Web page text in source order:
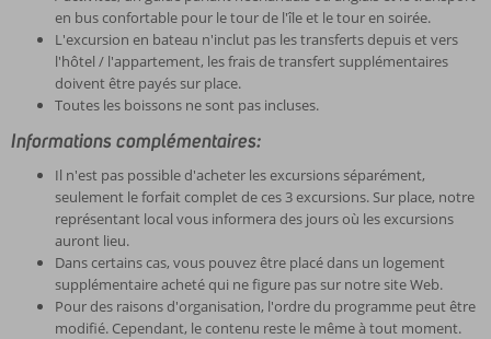
en bus confortable pour le tour de l'île et le tour en soirée.
L'excursion en bateau n'inclut pas les transferts depuis et vers
l'hôtel / l'appartement, les frais de transfert supplémentaires
doivent être payés sur place.
Toutes les boissons ne sont pas incluses.
Informations complémentaires:
Il n'est pas possible d'acheter les excursions séparément,
seulement le forfait complet de ces 3 excursions. Sur place, notre
représentant local vous informera des jours où les excursions
auront lieu.
Dans certains cas, vous pouvez être placé dans un logement
supplémentaire acheté qui ne figure pas sur notre site Web.
Pour des raisons d'organisation, l'ordre du programme peut être
modifié. Cependant, le contenu reste le même à tout moment.